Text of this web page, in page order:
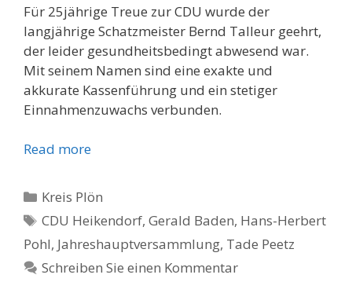
Für 25jährige Treue zur CDU wurde der
langjährige Schatzmeister Bernd Talleur geehrt,
der leider gesundheits­bedingt abwesend war.
Mit seinem Namen sind eine exakte und
akkurate Kassenführung und ein stetiger
Einnahmenzuwachs verbunden.
Read more
Kategorien
Kreis Plön
Schlagwörter
CDU Heikendorf,Gerald Baden, Hans-Herbert
Pohl, Jahreshauptversammlung, Tade Peetz
Schreiben Sie einen Kommentar